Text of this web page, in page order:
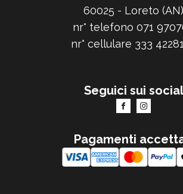
60025 - Loreto (AN)
nr° telefono 071
nr° cellulare 333
Seguici sui social
Pagamenti